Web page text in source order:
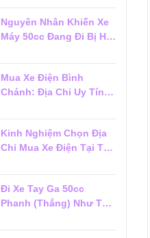
Nguyên Nhân Khiến Xe
Máy 50cc Đang Đi Bị Hụt
Mua Xe Điện Bình
Chánh: Địa Chỉ Uy Tín,
Kinh Nghiệm Chọn Địa
Chỉ Mua Xe Điện Tại Tân
Đi Xe Tay Ga 50cc
Phanh (Thắng) Như Thế